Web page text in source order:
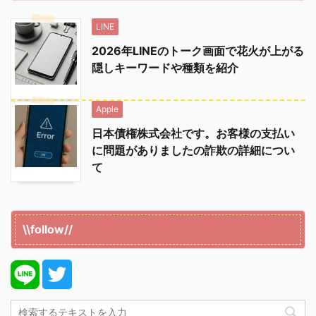
LINE
2026年LINEのトーク画面で花火が上がる
隠しキーワードや種類を紹介
Apple
日本債権株式会社です。お客様の支払い
に問題がありましたの詐欺の詳細につい
て
\\follow//